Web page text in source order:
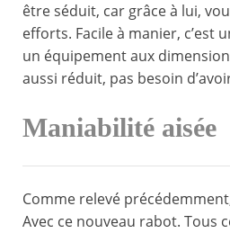
être séduit, car grâce à lui,
efforts. Facile à manier, c’est
un équipement aux
aussi réduit, pas besoin
Maniabilité aisée
Comme relevé
Avec ce nouveau rabot. Tous